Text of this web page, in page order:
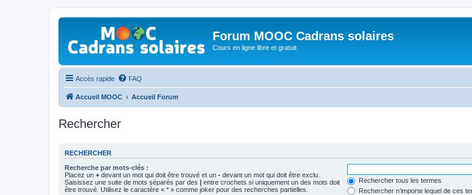
Forum MOOC Cadrans solaires
Cours en ligne libre et gratuit
Accès rapide FAQ
Accueil MOOC Accueil Forum
Rechercher
RECHERCHER
Recherche par mots-clés :
Placez un + devant un mot qui doit être trouvé et un - devant un mot qui doit être exclu.
Saisissez une suite de mots séparés par des | entre crochets si uniquement un des mots doit
être trouvé. Utilisez le caractère « * » comme joker pour des recherches partielles.
Rechercher tous les termes
Rechercher n’importe lequel de ces